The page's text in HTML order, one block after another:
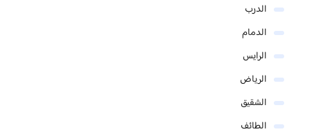
الدرب
الدمام
الرايس
الرياض
الشقيق
الطائف